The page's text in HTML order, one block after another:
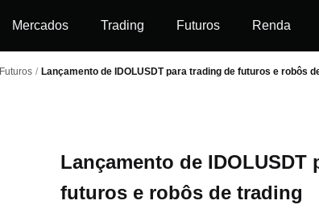
Mercados Trading Futuros Renda
Futuros / Lançamento de IDOLUSDT para trading de futuros e robôs
Lançamento de IDOLUSDT
futuros e robôs de trading